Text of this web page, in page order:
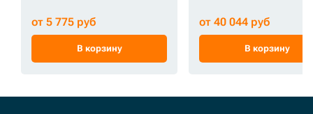
от 5 775 руб
В корзину
от 40 044 руб
В корзину